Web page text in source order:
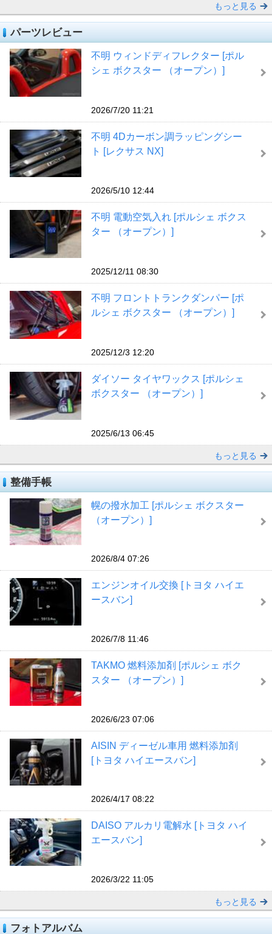
もっと見る
パーツレビュー
不明 ウィンドディフレクター [ポル
シェ ボクスター （オープン）]
2026/7/20 11:21
不明 4Dカーボン調ラッピングシー
ト [レクサス NX]
2026/5/10 12:44
不明 電動空気入れ [ポルシェ ボクス
ター （オープン）]
2025/12/11 08:30
不明 フロントトランクダンパー [ポ
ルシェ ボクスター （オープン）]
2025/12/3 12:20
ダイソー タイヤワックス [ポルシェ
ボクスター （オープン）]
2025/6/13 06:45
もっと見る
整備手帳
幌の撥水加工 [ポルシェ ボクスター
（オープン）]
2026/8/4 07:26
エンジンオイル交換 [トヨタ ハイエ
ースバン]
2026/7/8 11:46
TAKMO 燃料添加剤 [ポルシェ ボク
スター （オープン）]
2026/6/23 07:06
AISIN ディーゼル車用 燃料添加剤
[トヨタ ハイエースバン]
2026/4/17 08:22
DAISO アルカリ電解水 [トヨタ ハイ
エースバン]
2026/3/22 11:05
もっと見る
フォトアルバム